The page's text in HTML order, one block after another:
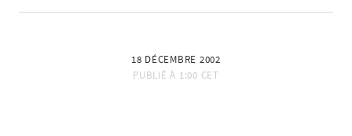
18 DÉCEMBRE 2002
PUBLIÉ À 1:00 CET